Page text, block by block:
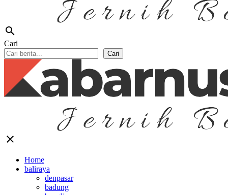
search
Cari
Cari
close
Home
baliraya
denpasar
badung